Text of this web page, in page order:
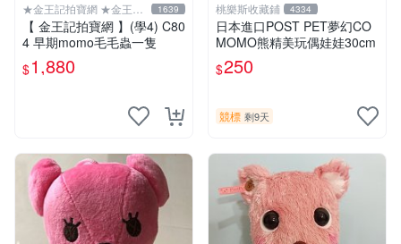
★金王記拍寶網 ★金王記
拍寶趣
1639
【 金王記拍寶網 】(學4) C80
4 早期momo毛毛蟲一隻
$1,880
桃樂斯收藏鋪 4334
日本進口POST PET夢幻CO
MOMO熊精美玩偶娃娃30cm
$250
競標 剩9天